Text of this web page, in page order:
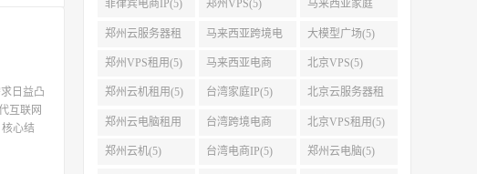
日益凸
互联网
心结
菲律宾电商IP(5) 郑州VPS(5) 马来西亚家庭
IP(5)
郑州云服务器租
用(5)
马来西亚跨境电
商IP(5)
大模型广场(5)
郑州VPS租用(5) 马来西亚电商
IP(5)
北京VPS(5)
郑州云机租用(5) 台湾家庭IP(5) 北京云服务器租
用(5)
郑州云电脑租用
(5)
台湾跨境电商
IP(5)
北京VPS租用(5)
郑州云机(5) 台湾电商IP(5) 郑州云电脑(5)